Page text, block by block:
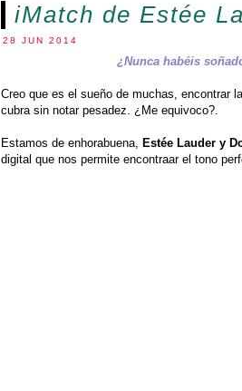
iMatch de Estée
28 JUN 2014
¿Nunca habéis
Creo que es el sueño de muchas, encontrar
cubra sin notar pesadez. ¿Me equivoco?.
Estamos de enhorabuena, Estée Lauder y
digital que nos permite encontraar el tono